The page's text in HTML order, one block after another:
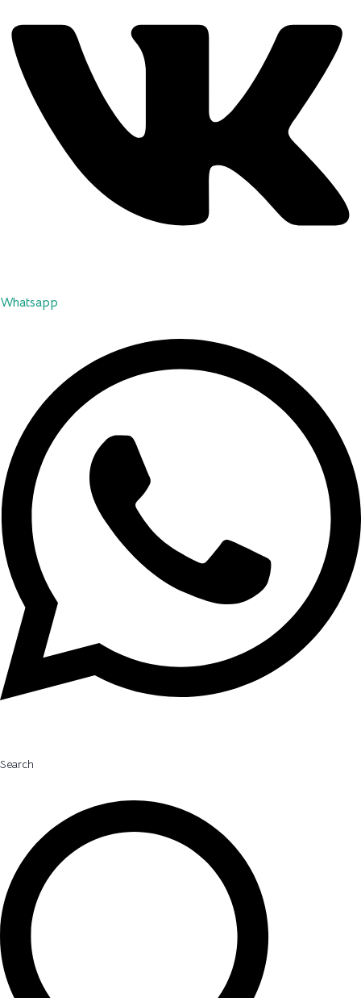
Whatsapp
Search